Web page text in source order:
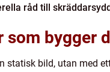
råd till
bygger
statisk bild, utan med